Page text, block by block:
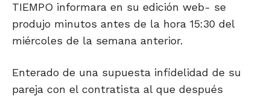
TIEMPO informara en su edición web- se
produjo minutos antes de la hora 15:30 del
miércoles de la semana anterior.
Enterado de una supuesta infidelidad de su
pareja con el contratista al que después